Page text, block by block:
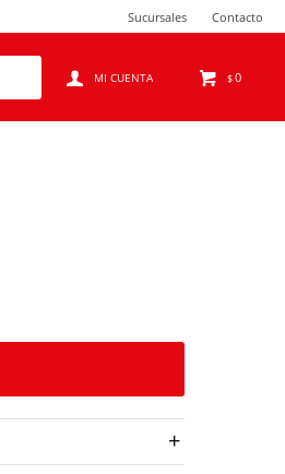
$0
Sucursales Contacto